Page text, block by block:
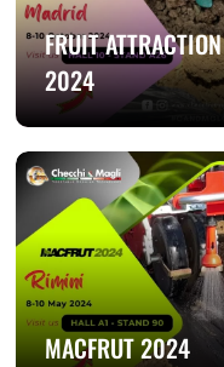
FRUIT ATTRACTION
2024
MACFRUT 2024